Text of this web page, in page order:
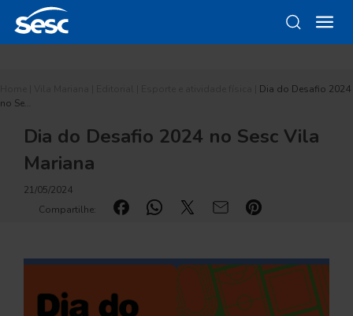
Dia do Desafio 2024
no Se…
Dia do Desafio 2024 no Sesc Vila
Mariana
21/05/2024
Compartilhe: